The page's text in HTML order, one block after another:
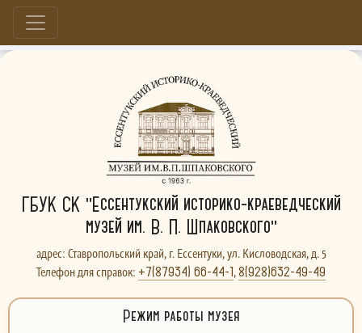
Больше, чем музей...
ГБУК СК "Ессентукский историко-краеведческий
музей им. В. П. Шпаковского"
адрес: Ставропольский край, г. Ессентуки, ул. Кисловодская, д. 5
Телефон для справок: +7(87934) 66-44-1,8(928)632-49-49
Режим работы музея